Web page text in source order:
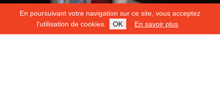
En poursuivant votre navigation sur ce site, vous acceptez
l'utilisation de cookies.
OK En savoir plus